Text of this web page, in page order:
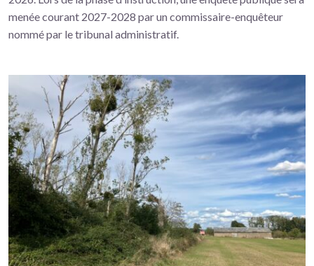
menée courant 2027-2028 par un commissaire-enquêteur
nommé par le tribunal administratif.